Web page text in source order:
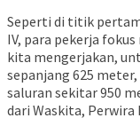
Seperti di titik
IV, para pekerja
kita mengerjakan,
sepanjang 625
saluran sekitar 950
dari Waskita,